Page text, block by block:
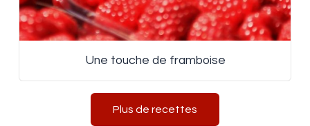
Une touche de framboise
Plus de recettes